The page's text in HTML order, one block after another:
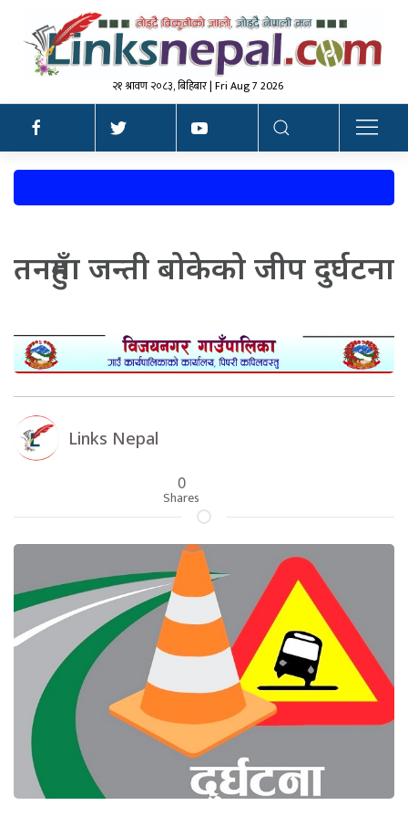
२१ श्रावण २०८३, बिहिबार | Fri Aug 7 2026
तनहुँमा जन्ती बोकेको जीप दुर्घटना
Links Nepal
0
Shares